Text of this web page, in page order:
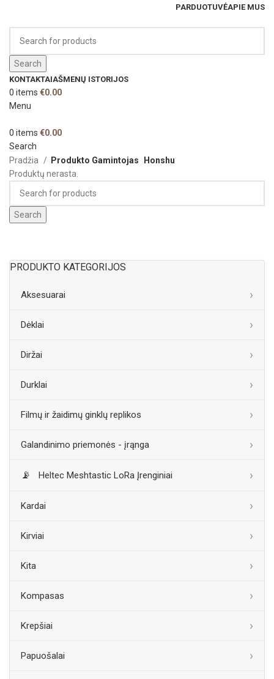
PARDUOTUVĖAPIE MUS
Search
KONTAKTAIAŠMENŲ ISTORIJOS
0 items €0.00
Menu
0 items €0.00
Search
PRODUKTO KATEGORIJOS
Aksesuarai
Dėklai
Diržai
Durklai
Filmų ir žaidimų ginklų replikos
Galandinimo priemonės - įrąnga
Heltec Meshtastic LoRa Įrenginiai
Kardai
Kirviai
Kita
Kompasas
Krepšiai
Papuošalai
Pradžia Produkto Gamintojas
Honshu
Produktų nerasta.
Search